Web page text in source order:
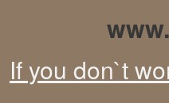
If you don`t